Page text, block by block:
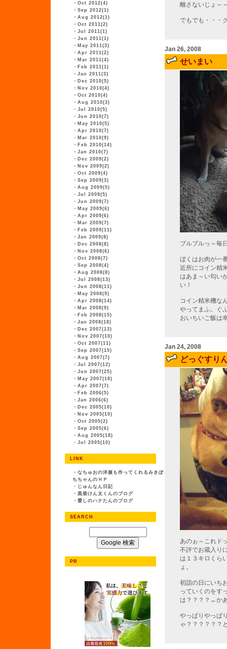
・ Oct 2012(4)
・ Sep 2012(1)
・ Aug 2012(1)
・ Oct 2011(2)
・ Jul 2011(1)
・ Jun 2011(1)
・ May 2011(3)
・ Apr 2011(2)
・ Mar 2011(4)
・ Feb 2011(1)
・ Jan 2011(3)
・ Dec 2010(5)
・ Nov 2010(4)
・ Oct 2010(4)
・ Aug 2010(3)
・ Jul 2010(5)
・ Jun 2010(7)
・ May 2010(5)
・ Apr 2010(7)
・ Mar 2010(9)
・ Feb 2010(14)
・ Jan 2010(7)
・ Dec 2009(2)
・ Nov 2009(2)
・ Oct 2009(4)
・ Sep 2009(3)
・ Aug 2009(5)
・ Jul 2009(5)
・ Jun 2009(7)
・ May 2009(6)
・ Apr 2009(6)
・ Mar 2009(7)
・ Feb 2009(11)
・ Jan 2009(8)
・ Dec 2008(8)
・ Nov 2008(6)
・ Oct 2008(7)
・ Sep 2008(4)
・ Aug 2008(8)
・ Jul 2008(13)
・ Jun 2008(11)
・ May 2008(9)
・ Apr 2008(14)
・ Mar 2008(9)
・ Feb 2008(15)
・ Jan 2008(18)
・ Dec 2007(13)
・ Nov 2007(10)
・ Oct 2007(11)
・ Sep 2007(15)
・ Aug 2007(7)
・ Jul 2007(12)
・ Jun 2007(25)
・ May 2007(18)
・ Apr 2007(7)
・ Feb 2006(5)
・ Jan 2006(6)
・ Dec 2005(10)
・ Nov 2005(10)
・ Oct 2005(2)
・ Sep 2005(6)
・ Aug 2005(18)
・ Jul 2005(10)
LINK
・ なちゅおの洋服も作ってくれるみきぽ
ちちゃんのＨＰ
・ じゅんなん日記
・ 黒柴けん太くんのブログ
・ 愛しのハナたんのブログ
SEARCH
PR
離さないじょ～
でもでも・・・
Jan 26, 2008
せいまい
ブルブルっ～毎
ぼくはお肉が一
近所にコイン精
はあま～い匂い
い！
コイン精米機な
やってまふ。ぐ
おいちいご飯は
Jan 24, 2008
どっぐすり
あのぉ～これド
不評でお蔵入り
は１３キロくら
ょ。
初詣の日にいち
っていくのをす
は？？？？←か
やっぱりやっぱ
ゃ？？？？？？